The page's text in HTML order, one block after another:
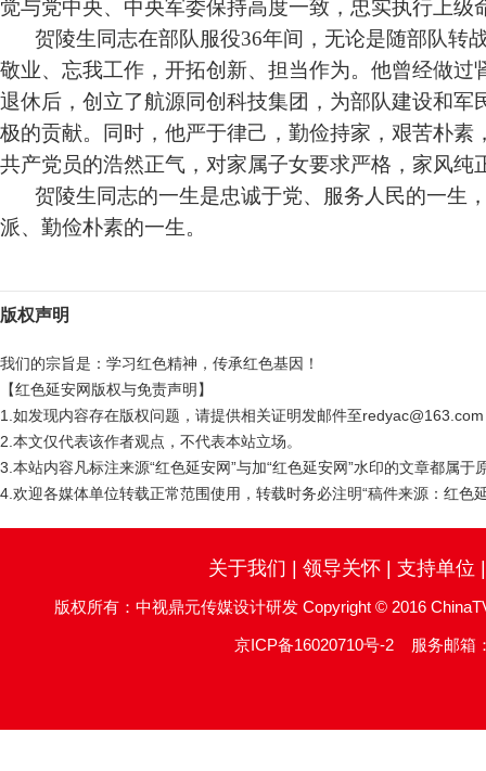
觉与党中央、中央军委保持高度一致，忠实执行上级
贺陵生同志在部队服役36年间，无论是随部队转
敬业、忘我工作，开拓创新、担当作为。 他曾经做过
退休后，创立了航源同创科技集团 ，为部队建设和军
极的贡献。同时， 他严于律己，勤俭持家，艰苦朴素
共产党员的浩然正气，对家属子女要求严格，家风纯
贺陵生同志的一生是忠诚于党、服务人民的一生
派、勤俭朴素的一生。
版权声明
我们的宗旨是：学习红色精神，传承红色基因！
【红色延安网版权与免责声明】
1.如发现内容存在版权问题，请提供相关证明发邮件至
2.本文仅代表该作者观点，不代表本站立场。
3.本站内容凡标注来源“红色延安网”与加“红色延安网”水印的文章都属
4.欢迎各媒体单位转载正常范围使用，转载时务必注明“稿件来源：红色
关于我们 领导关怀| 支持单位
版权所有：中视鼎元传媒设计研发 Copyright © 2016
京ICP备16020710号-2 服务邮箱